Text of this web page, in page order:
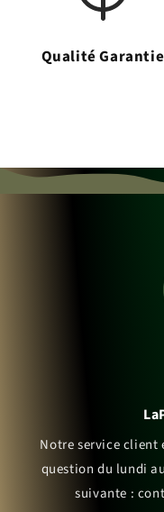
Qualité Garantie
Notre service
question du lundi
suivante :